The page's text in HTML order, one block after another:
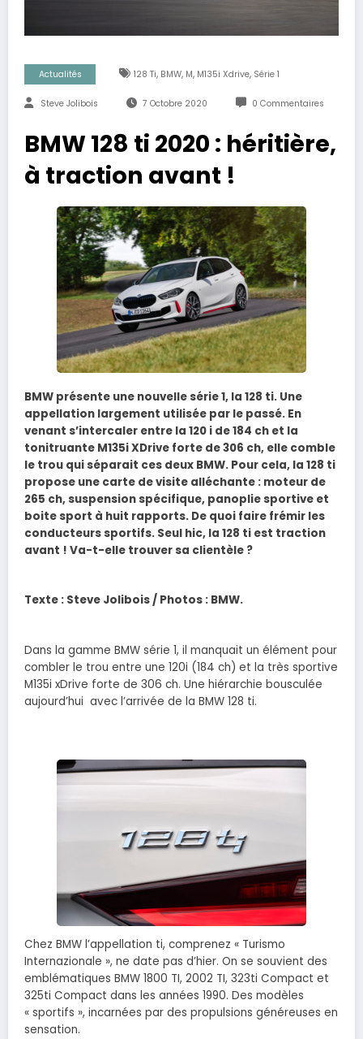
Actualités 128 Ti, BMW, M, M135i Xdrive, Série 1
Steve Jolibois 7 Octobre 2020 0 Commentaires
BMW 128 ti 2020 : héritière,
à traction avant !
BMW présente une nouvelle série 1, la 128 ti. Une
appellation largement utilisée par le passé. En
venant s’intercaler entre la 120 i de 184 ch et la
tonitruante M135i XDrive forte de 306 ch, elle comble
le trou qui séparait ces deux BMW. Pour cela, la 128 ti
propose une carte de visite alléchante : moteur de
265 ch, suspension spécifique, panoplie sportive et
boite sport à huit rapports. De quoi faire frémir les
conducteurs sportifs. Seul hic, la 128 ti est traction
avant ! Va-t-elle trouver sa clientèle ?
Texte : Steve Jolibois / Photos : BMW.
Dans la gamme BMW série 1, il manquait un élément pour
combler le trou entre une 120i (184 ch) et la très sportive
M135i xDrive forte de 306 ch. Une hiérarchie bousculée
aujourd’hui avec l’arrivée de la BMW 128 ti.
Chez BMW l’appellation ti, comprenez « Turismo
Internazionale », ne date pas d’hier. On se souvient des
emblématiques BMW 1800 TI, 2002 TI, 323ti Compact et
325ti Compact dans les années 1990. Des modèles
« sportifs », incarnées par des propulsions généreuses en
sensation.